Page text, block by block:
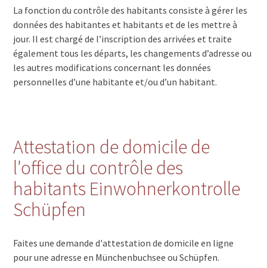
La fonction du contrôle des habitants consiste à gérer les
données des habitantes et habitants et de les mettre à
jour. Il est chargé de l’inscription des arrivées et traite
également tous les départs, les changements d’adresse ou
les autres modifications concernant les données
personnelles d’une habitante et/ou d’un habitant.
Attestation de domicile de
l'office du contrôle des
habitants Einwohnerkontrolle
Schüpfen
Faites une demande d'attestation de domicile en ligne
pour une adresse en Münchenbuchsee ou Schüpfen.